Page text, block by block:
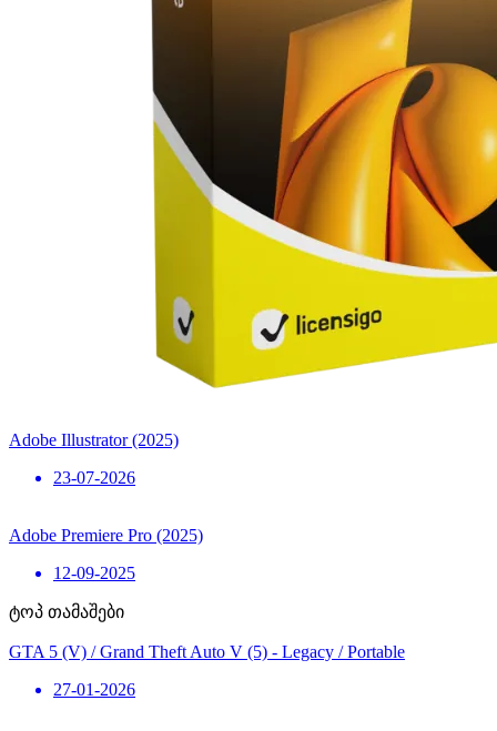
Adobe Illustrator (2025)
23-07-2026
Adobe Premiere Pro (2025)
12-09-2025
ტოპ თამაშები
GTA 5 (V) / Grand Theft Auto V (5) - Legacy / Portable
27-01-2026